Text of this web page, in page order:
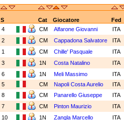
S Cat Giocatore
Fed
4
CM Alfarone Giovanni
ITA
2
CM Cappadona Salvatore
ITA
1
CM Chille' Pasquale
ITA
3
1N Costa Natalino
ITA
6
1N Meli Massimo
ITA
5
CM Napoli Costa Aurelio
ITA
8
CM Panarello Giuseppe
ITA
7
CM Pinton Maurizio
ITA
10
1N Zangla Marcello
ITA